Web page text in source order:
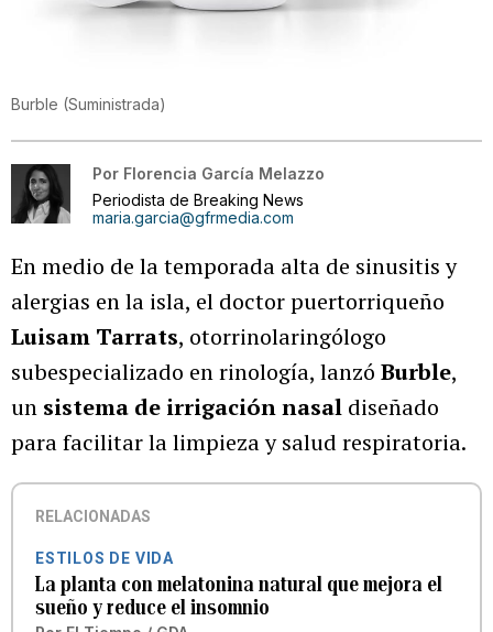
Burble (Suministrada)
Por Florencia García Melazzo
Periodista de Breaking News
maria.garcia@gfrmedia.com
En medio de la temporada alta de sinusitis y
alergias en la isla, el doctor puertorriqueño
Luisam Tarrats, otorrinolaringólogo
subespecializado en rinología, lanzó Burble,
un sistema de irrigación nasal diseñado
para facilitar la limpieza y salud respiratoria.
RELACIONADAS
ESTILOS DE VIDA
La planta con melatonina natural que mejora el
sueño y reduce el insomnio